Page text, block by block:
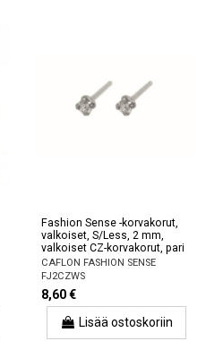
Fashion Sense -korvakorut,
valkoiset, S/Less, 2 mm,
valkoiset CZ-korvakorut, pari
CAFLON FASHION SENSE
FJ2CZWS
8,60 €
Lisää ostoskoriin